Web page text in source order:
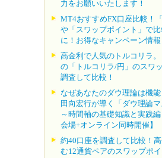
力をお願いいたします！
MT4おすすめFX口座比較！
や「スワップポイント」で
に！お得なキャンペーン情報
高金利で人気のトルコリラ
の「トルコリラ/円」のスワ
調査して比較！
なぜあなたのダウ理論は機能
田向宏行が導く「ダウ理論マ
～時間軸の基礎知識と実践編
会場+オンライン同時開催】
約40口座を調査して比較！
む12通貨ペアのスワップポイ